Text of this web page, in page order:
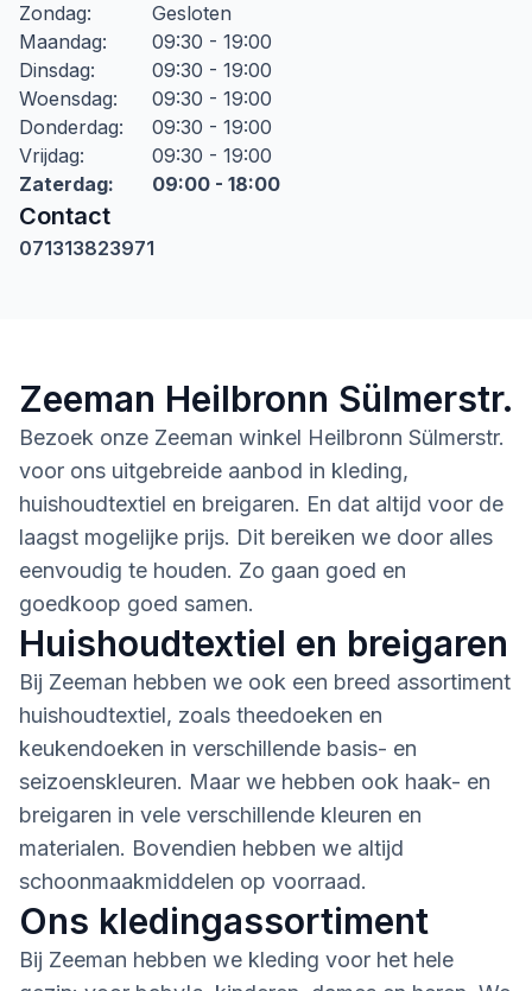
Zondag:
Gesloten
Maandag:
09:30 - 19:00
Dinsdag:
09:30 - 19:00
Woensdag:
09:30 - 19:00
Donderdag:
09:30 - 19:00
Vrijdag:
09:30 - 19:00
Zaterdag: 09:00 - 18:00
Contact
071313823971
Zeeman Heilbronn Sülmerstr.
Bezoek onze Zeeman winkel Heilbronn Sülmerstr.
voor ons uitgebreide aanbod in kleding,
huishoudtextiel en breigaren. En dat altijd voor de
laagst mogelijke prijs. Dit bereiken we door alles
eenvoudig te houden. Zo gaan goed en
goedkoop goed samen.
Huishoudtextiel en breigaren
Bij Zeeman hebben we ook een breed assortiment
huishoudtextiel, zoals theedoeken en
keukendoeken in verschillende basis- en
seizoenskleuren. Maar we hebben ook haak- en
breigaren in vele verschillende kleuren en
materialen. Bovendien hebben we altijd
schoonmaakmiddelen op voorraad.
Ons kledingassortiment
Bij Zeeman hebben we kleding voor het hele